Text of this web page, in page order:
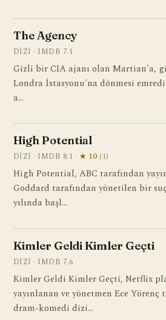
The Agency
DIZI · IMDB 7.1
Gizli bir CIA ajanı olan Martian'a,
Londra İstasyonu'na dönmesi
a…
High Potential
DIZI · IMDB 8.1 · ★ 10 (1)
High Potential, ABC tarafından
Goddard tarafından yönetilen bir
yılında başl…
Kimler Geldi Kimler Geçti
DIZI · IMDB 7.6
Kimler Geldi Kimler Geçti, Netflix
yayınlanan ve yönetmen Ece Yörenç
dram-komedi dizi…